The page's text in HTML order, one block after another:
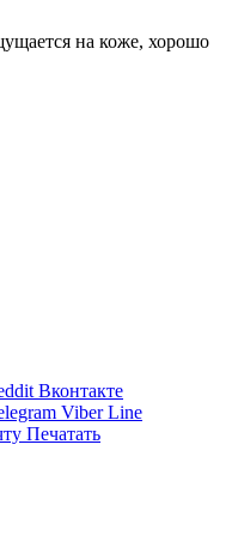
на коже, хорошо
Вконтакте
Viber Line
Печатать